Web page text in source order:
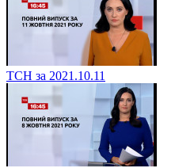
ТСН за 2021.10.11